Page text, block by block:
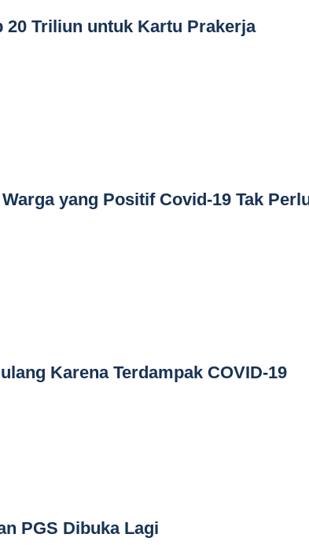
20 Triliun untuk Kartu Prakerja
yang Positif Covid-19 Tak
Karena Terdampak COVID-19
PGS Dibuka Lagi